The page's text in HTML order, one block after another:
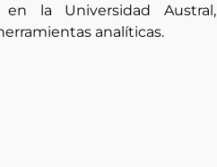
en la Universidad Austral,
analíticas.